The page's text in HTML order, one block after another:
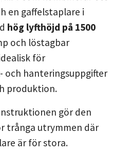
en gaffelstaplare i
hög lyfthöjd på 1500
och löstagbar
för
och hanteringsuppgifter
produktion.
gör den
trånga utrymmen där
är för stora.